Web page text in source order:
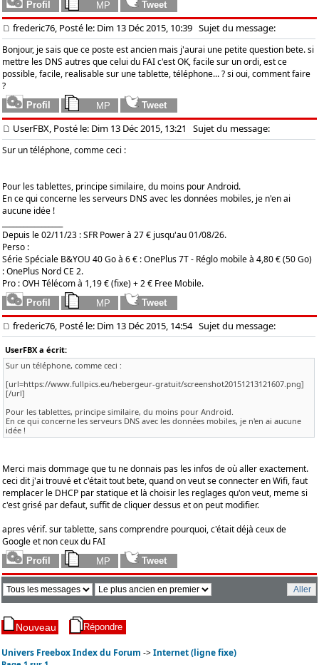
frederic76, Posté le: Dim 13 Déc 2015, 10:39 Sujet du message:
Bonjour, je sais que ce poste est ancien mais j'aurai une petite question bete. si
mettre les DNS autres que celui du FAI c'est OK, facile sur un ordi, est ce
possible, facile, realisable sur une tablette, téléphone... ? si oui, comment faire
?
UserFBX, Posté le: Dim 13 Déc 2015, 13:21 Sujet du message:
Sur un téléphone, comme ceci :
Pour les tablettes, principe similaire, du moins pour Android.
En ce qui concerne les serveurs DNS avec les données mobiles, je n'en ai
aucune idée !
Depuis le 02/11/23 : SFR Power à 27 € jusqu'au 01/08/26.
Perso :
Série Spéciale B&YOU 40 Go à 6 € : OnePlus 7T - Réglo mobile à 4,80 € (50 Go)
: OnePlus Nord CE 2.
Pro : OVH Télécom à 1,19 € (fixe) + 2 € Free Mobile.
frederic76, Posté le: Dim 13 Déc 2015, 14:54Sujet du message:
UserFBX a écrit:
Sur un téléphone, comme ceci :
[url=https://www.fullpics.eu/hebergeur-gratuit/screenshot20151213121607.png]
[/url]
Pour les tablettes, principe similaire, du moins pour Android.
En ce qui concerne les serveurs DNS avec les données mobiles, je n'en ai aucune
idée !
Merci mais dommage que tu ne donnais pas les infos de où aller exactement.
ceci dit j'ai trouvé et c'était tout bete, quand on veut se connecter en Wifi, faut
remplacer le DHCP par statique et là choisir les reglages qu'on veut, meme si
c'est grisé par defaut, suffit de cliquer dessus et on peut modifier.
apres vérif. sur tablette, sans comprendre pourquoi, c'était déjà ceux de
Google et non ceux du FAI
Univers Freebox Index du Forum ->Internet (ligne fixe)